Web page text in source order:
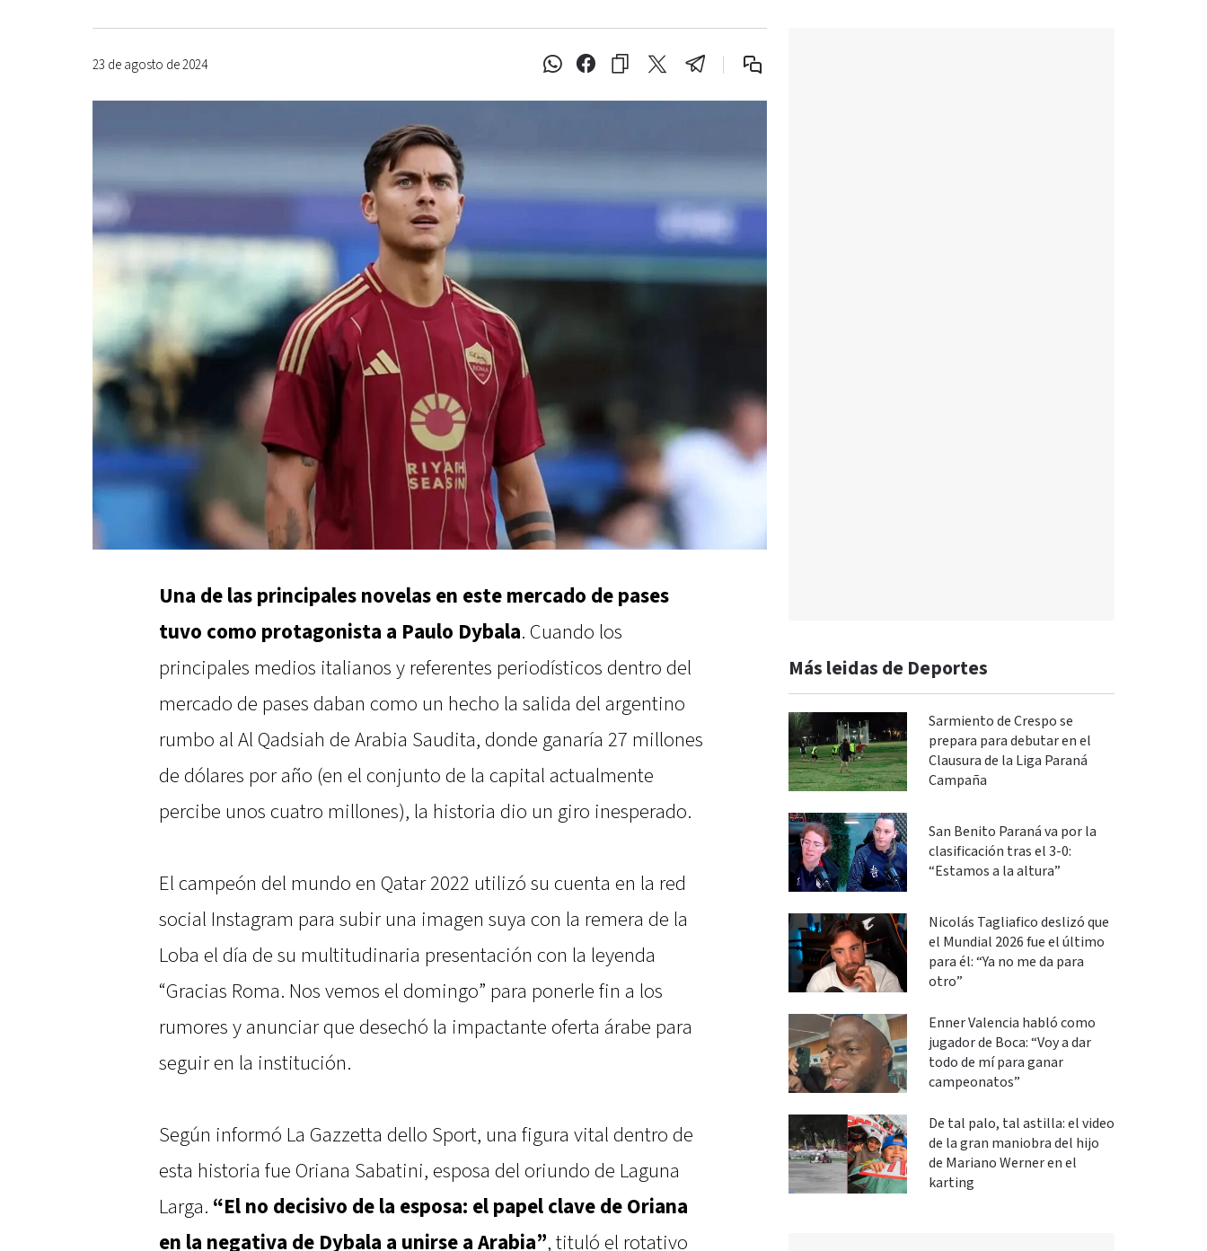
23 de agosto de 2024
Una de las principales novelas en este mercado de pases
tuvo como protagonista a Paulo Dybala. Cuando los
principales medios italianos y referentes periodísticos dentro del
mercado de pases daban como un hecho la salida del argentino
rumbo al Al Qadsiah de Arabia Saudita, donde ganaría 27 millones
de dólares por año (en el conjunto de la capital actualmente
percibe unos cuatro millones), la historia dio un giro inesperado.
El campeón del mundo en Qatar 2022 utilizó su cuenta en la red
social Instagram para subir una imagen suya con la remera de la
Loba el día de su multitudinaria presentación con la leyenda
“Gracias Roma. Nos vemos el domingo” para ponerle fin a los
rumores y anunciar que desechó la impactante oferta árabe para
seguir en la institución.
Según informó La Gazzetta dello Sport, una figura vital dentro de
esta historia fue Oriana Sabatini, esposa del oriundo de Laguna
Larga. “El no decisivo de la esposa: el papel clave de Oriana
en la negativa de Dybala a unirse a Arabia”, tituló el rotativo
Más leidas de Deportes
Sarmiento de Crespo se
prepara para debutar en el
Clausura de la Liga Paraná
Campaña
San Benito Paraná va por la
clasificación tras el 3-0:
“Estamos a la altura”
Nicolás Tagliafico deslizó que
el Mundial 2026 fue el último
para él: “Ya no me da para
otro”
Enner Valencia habló como
jugador de Boca: “Voy a dar
todo de mí para ganar
campeonatos”
De tal palo, tal astilla: el video
de la gran maniobra del hijo
de Mariano Werner en el
karting